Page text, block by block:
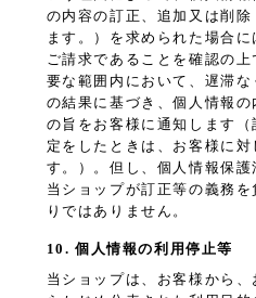
の内容の訂正、追加又は削
ます。）を求められた場合
ご請求であることを確認の
要な範囲内において、遅滞
の結果に基づき、個人情報
の旨をお客様に通知します
定をしたときは、お客様に
す。）。但し、個人情報保護
当ショップが訂正等の義務
りではありません。
10. 個人情報の利用停止等
当ショップは、お客様から